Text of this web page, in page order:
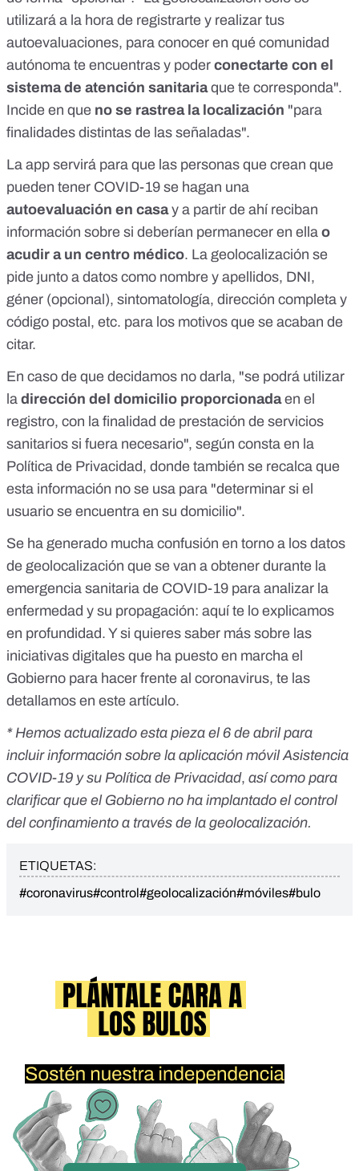
utilizará a la hora de registrarte y realizar tus
autoevaluaciones, para conocer en qué comunidad
autónoma te encuentras y poder conectarte con el
sistema de atención sanitariaque te corresponda".
Incide en que no se rastrea la localización "para
finalidades distintas de las señaladas".
La app servirá para que las personas que crean que
pueden tener COVID-19 se hagan una
autoevaluación en casay a partir de ahí reciban
información sobre si deberían permanecer en ella o
acudir a un centro médico. La geolocalización se
pide junto a datos como nombre y apellidos, DNI,
géner (opcional), sintomatología, dirección completa y
código postal, etc. para los motivos que se acaban de
citar.
En caso de que decidamos no darla, "se podrá utilizar
la dirección del domicilio proporcionadaen el
registro, con la finalidad de prestación de servicios
sanitarios si fuera necesario", según consta en la
Política de Privacidad, donde también se recalca que
esta información no se usa para "determinar si el
usuario se encuentra en su domicilio".
Se ha generado mucha confusión en torno a los datos
de geolocalización que se van a obtener durante la
emergencia sanitaria de COVID-19 para analizar la
enfermedad y su propagación: aquí te lo explicamos
en profundidad. Y si quieres saber más sobre las
iniciativas digitales que ha puesto en marcha el
Gobierno para hacer frente al coronavirus, te las
detallamos en este artículo.
* Hemos actualizado esta pieza el 6 de abril para
incluir información sobre la aplicación móvil Asistencia
COVID-19 y su Política de Privacidad, así como para
clarificar que el Gobierno no ha implantado el control
del confinamiento a través de la geolocalización.
ETIQUETAS:
#coronavirus#control#geolocalización#móviles#bulo